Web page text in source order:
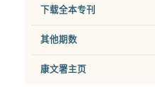
下载全本专刊
其他期数
康文署主页